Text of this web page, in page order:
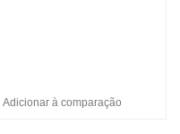
Adicionar à comparação